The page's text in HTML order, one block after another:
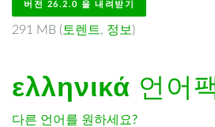
버전 26.2.0 을 내려받기
291 MB ( 토렌트, 정보 )
ελληνικά 언어
다른 언어를 원하세요?